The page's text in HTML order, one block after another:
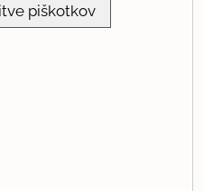
piškotkov